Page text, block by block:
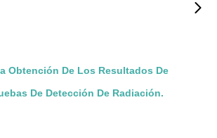
Obtención De Los Resultados De
De Detección De Radiación.